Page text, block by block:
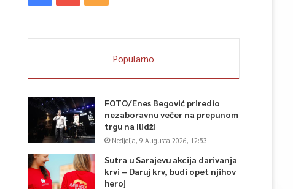
Popularno
FOTO/Enes Begović priredio
nezaboravnu večer na prepunom
trgu na Ilidži
Nedjelja, 9 Augusta 2026, 12:53
Sutra u Sarajevu akcija darivanja
krvi – Daruj krv, budi opet njihov
heroj